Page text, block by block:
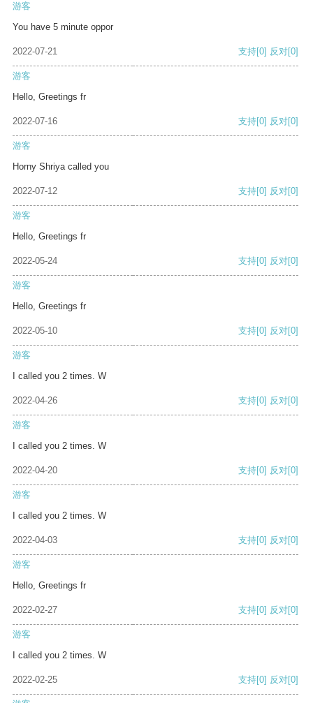
游客
You have 5 minute oppor
2022-07-21 支持[0] 反对[0]
游客
Hello, Greetings fr
2022-07-16 支持[0] 反对[0]
游客
Horny Shriya called you
2022-07-12 支持[0] 反对[0]
游客
Hello, Greetings fr
2022-05-24 支持[0] 反对[0]
游客
Hello, Greetings fr
2022-05-10 支持[0] 反对[0]
游客
I called you 2 times. W
2022-04-26 支持[0] 反对[0]
游客
I called you 2 times. W
2022-04-20 支持[0] 反对[0]
游客
I called you 2 times. W
2022-04-03 支持[0] 反对[0]
游客
Hello, Greetings fr
2022-02-27 支持[0] 反对[0]
游客
I called you 2 times. W
2022-02-25 支持[0] 反对[0]